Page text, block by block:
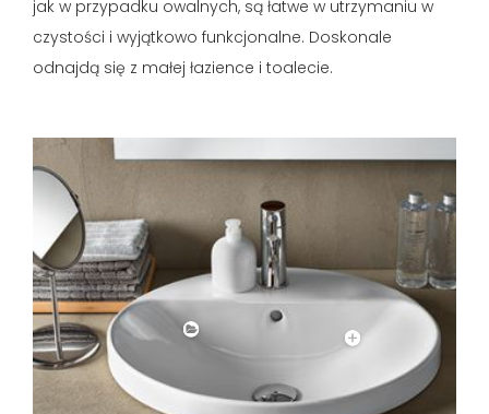
jak w przypadku owalnych, są łatwe w utrzymaniu w
czystości i wyjątkowo funkcjonalne. Doskonale
odnajdą się z małej łazience i toalecie.